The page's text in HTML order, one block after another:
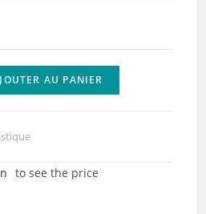
AU PANIER
to see the price